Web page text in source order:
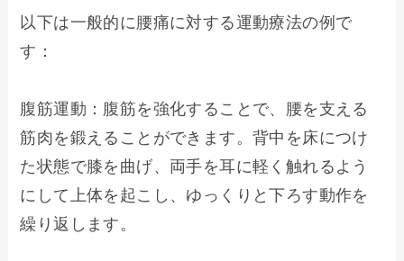
以下は一般的に腰痛に対する運動療法の例で
す：
腹筋運動：腹筋を強化することで、腰を支える
筋肉を鍛えることができます。背中を床につけ
た状態で膝を曲げ、両手を耳に軽く触れるよう
にして上体を起こし、ゆっくりと下ろす動作を
繰り返します。